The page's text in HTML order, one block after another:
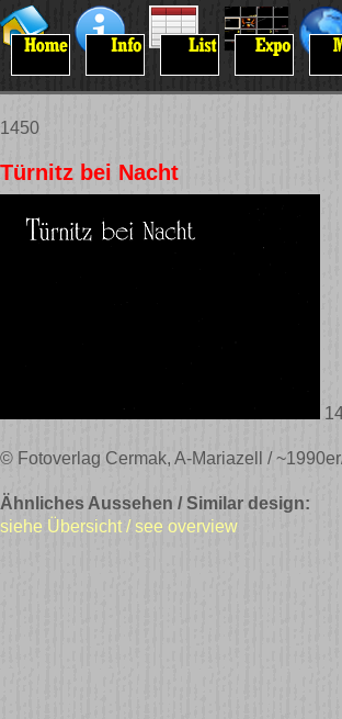
1450
Türnitz bei Nacht
© Fotoverlag Cermak, A-Mariazell /
Ähnliches Aussehen / Similar design:
siehe Übersicht / see overview